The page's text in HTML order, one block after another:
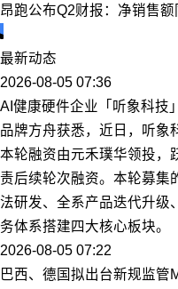
昂跑公布Q2财报：净销售
最新动态
2026-08-05 07:36
AI健康硬件企业「听象科技
品牌方舟获悉，近日，听象
本轮融资由元禾璞华领投，
责后续轮次融资。本轮募集
法研发、全系产品迭代升级
务体系搭建四大核心板块。
2026-08-05 07:22
巴西、德国拟出台新规监管